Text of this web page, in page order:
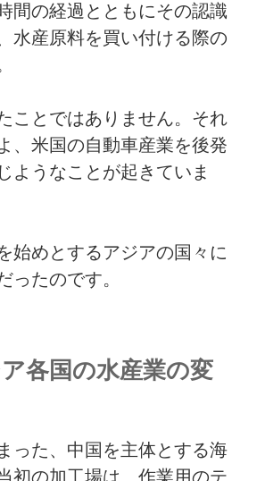
間の経過とともにその認識
水産原料を買い付ける際の
ことではありません。それ
、米国の自動車産業を後発
ようなことが起きていま
始めとするアジアの国々に
ったのです。
各国の水産業の変
った、中国を主体とする海
初の加工場は、作業用のテ